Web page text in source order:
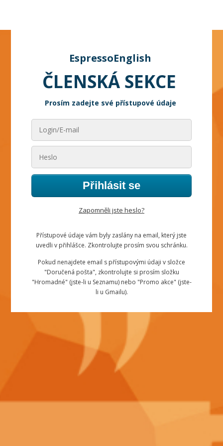
EspressoEnglish
ČLENSKÁ SEKCE
Prosím zadejte své přístupové údaje
Přihlásit se
Zapomněli jste heslo?
Přístupové údaje vám byly zaslány na email, který jste
uvedli v přihlášce. Zkontrolujte prosím svou schránku.
Pokud nenajdete email s přístupovými údaji v složce
"Doručená pošta", zkontrolujte si prosím složku
"Hromadné" (jste-li u Seznamu) nebo "Promo akce" (jste-
li u Gmailu).